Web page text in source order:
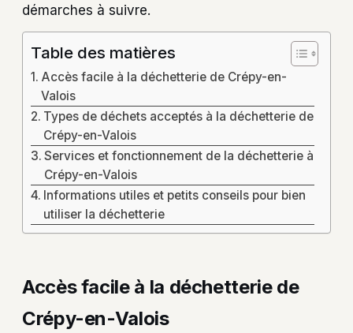
démarches à suivre.
Table des matières
Accès facile à la déchetterie de Crépy-en-
Valois
Types de déchets acceptés à la déchetterie de
Crépy-en-Valois
Services et fonctionnement de la déchetterie à
Crépy-en-Valois
Informations utiles et petits conseils pour bien
utiliser la déchetterie
Accès facile à la déchetterie de
Crépy-en-Valois